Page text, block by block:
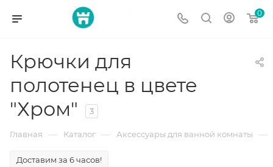
0
Крючки для
полотенец в цвете
"Хром"
3
Главная — Каталог — Аксессуары для ванной комнаты —
Доставим за 6 часов!